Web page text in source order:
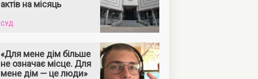
актів на місяць
СУД
«Для мене дім більше
не означає місце. Для
мене дім — це люди»